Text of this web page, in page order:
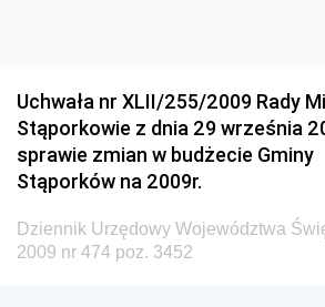
Dziennik Urzędowy Ministra
Materiałów Budowlanych
Dziennik Urzędowy Ministra
Dziennik Urzędowy Głównego
Środowiska
Dziennik Urzędowy Generalnej
Uchwała nr XLII/255/2009 Rady
Stąporkowie z dnia 29 września
sprawie zmian w budżecie Gminy
Stąporków na 2009r.
Dziennik Urzędowy Województwa
2009 nr 474 poz. 3452